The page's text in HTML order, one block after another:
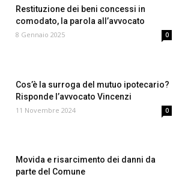
Restituzione dei beni concessi in
comodato, la parola all’avvocato
8 Gennaio 2025 0
Cos’è la surroga del mutuo ipotecario?
Risponde l’avvocato Vincenzi
11 Novembre 2024 0
Movida e risarcimento dei danni da
parte del Comune